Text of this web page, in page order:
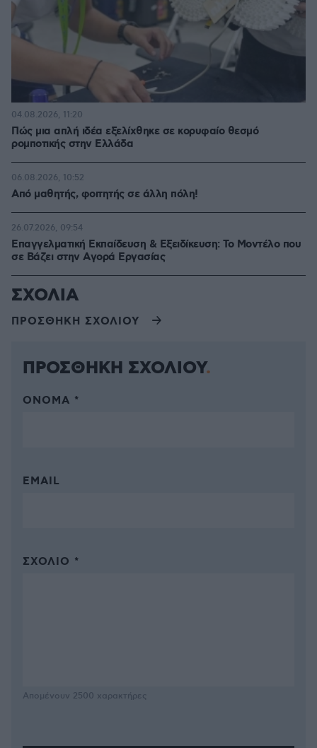
Πώς μια απλή ιδέα εξελίχθηκε σε κορυφαίο θεσμό
ρομποτικής στην Ελλάδα
04.08.2026, 11:20
Από μαθητής, φοιτητής σε άλλη πόλη!
06.08.2026, 10:52
Επαγγελματική Εκπαίδευση & Εξειδίκευση: Το Mοντέλο που
σε Bάζει στην Aγορά Eργασίας
26.07.2026, 09:54
ΣΧΟΛΙΑ
ΠΡΟΣΘΗΚΗ ΣΧΟΛΙΟΥ
ΠΡΟΣΘΗΚΗ ΣΧΟΛΙΟΥ
ΌΝΟΜΑ *
EMAIL
ΣΧΌΛΙΟ *
Απομένουν 2500 χαρακτήρες